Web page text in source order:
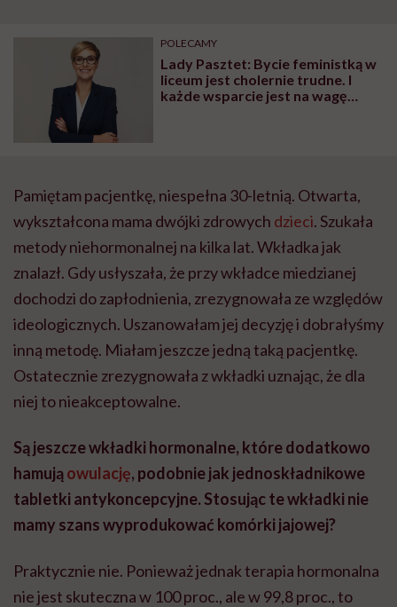
POLECAMY
Lady Pasztet: Bycie feministką w
liceum jest cholernie trudne. I
każde wsparcie jest na wagę
Pamiętam pacjentkę, niespełna 30-letnią. Otwarta,
wykształcona mama dwójki zdrowych dzieci. Szukała
metody niehormonalnej na kilka lat. Wkładka jak
znalazł. Gdy usłyszała, że przy wkładce miedzianej
dochodzi do zapłodnienia, zrezygnowała ze względów
ideologicznych. Uszanowałam jej decyzję i dobrałyśmy
inną metodę. Miałam jeszcze jedną taką pacjentkę.
Ostatecznie zrezygnowała z wkładki uznając, że dla
niej to nieakceptowalne.
Są jeszcze wkładki hormonalne, które dodatkowo
hamująowulację, podobnie jak jednoskładnikowe
tabletki antykoncepcyjne. Stosując te wkładki nie
mamy szans wyprodukować komórki jajowej?
Praktycznie nie. Ponieważ jednak terapia hormonalna
nie jest skuteczna w 100 proc., ale w 99,8 proc., to